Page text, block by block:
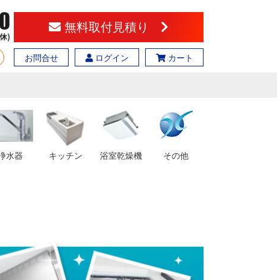
無料取付見積り
お問合せ ログイン カート
水器 キッチン 浴室乾燥機 その他